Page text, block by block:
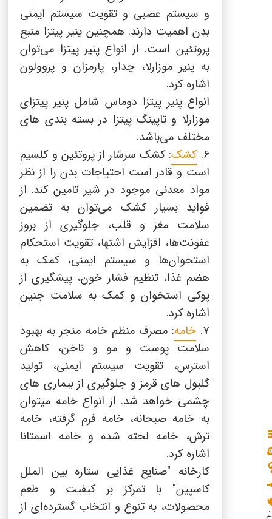
و سیستم عصبی و تقویت سیستم ایمنی
بدن اهمیت دارند. همچنین پنیر پیتزا منبع
پروتئین است. از انواع پنیر پیتزا می‌توان
به پنیر موزارلا، چدار، پارمزان و پروولون
اشاره کرد.
انواع پنیر پیتزا دوماس شامل پنیر پیتزای
موزارلا و تاپینگ پیتزا در بسته بندی های
مختلف می‌باشد.
6. کشک: کشک سرشار از پروتئین و کلسیم
است و قادر است احتیاجات بدن را از نظر
مواد معدنی موجود در شیر تامین کند. از
فواید بسیار کشک می‌توان به تضمین
سلامت مغز و قلب، جلوگیری از بروز
عفونت‌ها، افزایش اشتها، تقویت استحکام
استخوان‌ها و سیستم ایمنی، کمک به
هضم غذا، تنظیم فشار خون، پیشگیری از
پوکی استخوان و کمک به سلامت جنین
اشاره کرد.
7. خامه: مصرف منظم خامه منجر به بهبود
سلامت پوست و مو و ناخن، کاهش
استرس، تقویت سیستم ایمنی، تولید
گلبول های قرمز و جلوگیری از بیماری های
چشمی خواهد شد. از انواع خامه میتوان
به خامه صبحانه، خامه فرم گرفته، خامه
ترش، خامه لخته شده و خامه اسمتانا
اشاره کرد.
کارخانه "صنایع غذایی ستاره بین الملل
کاسپین" با تمرکز بر کیفیت و طعم
محصولات، به تنوع و انتخاب گسترده‌ای از